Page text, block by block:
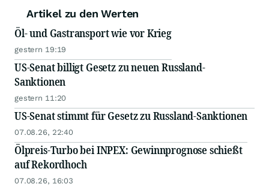
Artikel zu den Werten
Öl- und Gastransport wie vor Krieg
gestern 19:19
US-Senat billigt Gesetz zu neuen Russland-
Sanktionen
gestern 11:20
US-Senat stimmt für Gesetz zu Russland-Sanktionen
07.08.26, 22:40
Ölpreis-Turbo bei INPEX: Gewinnprognose schießt
auf Rekordhoch
07.08.26, 16:03